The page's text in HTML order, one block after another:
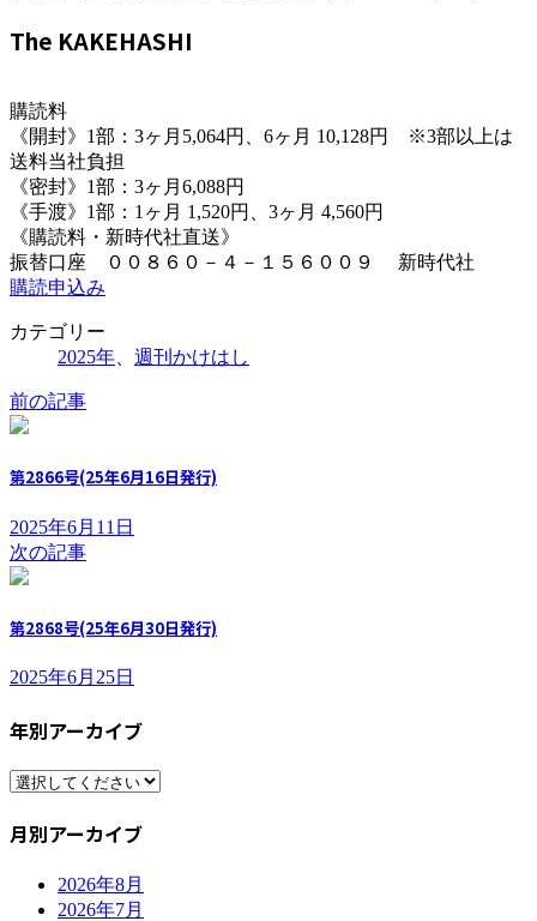
The KAKEHASHI
購読料
《開封》1部：3ヶ月5,064円、6ヶ月 10,128円 ※3部以上は
送料当社負担
《密封》1部：3ヶ月6,088円
《手渡》1部：1ヶ月 1,520円、3ヶ月 4,560円
《購読料・新時代社直送》
振替口座 ００８６０－４－１５６００９ 新時代社
購読申込み
カテゴリー
2025年
週刊かけはし
前の記事
第2866号(25年6月16日発行)
2025年6月11日
次の記事
第2868号(25年6月30日発行)
2025年6月25日
年別アーカイブ
月別アーカイブ
2026年8月
2026年7月